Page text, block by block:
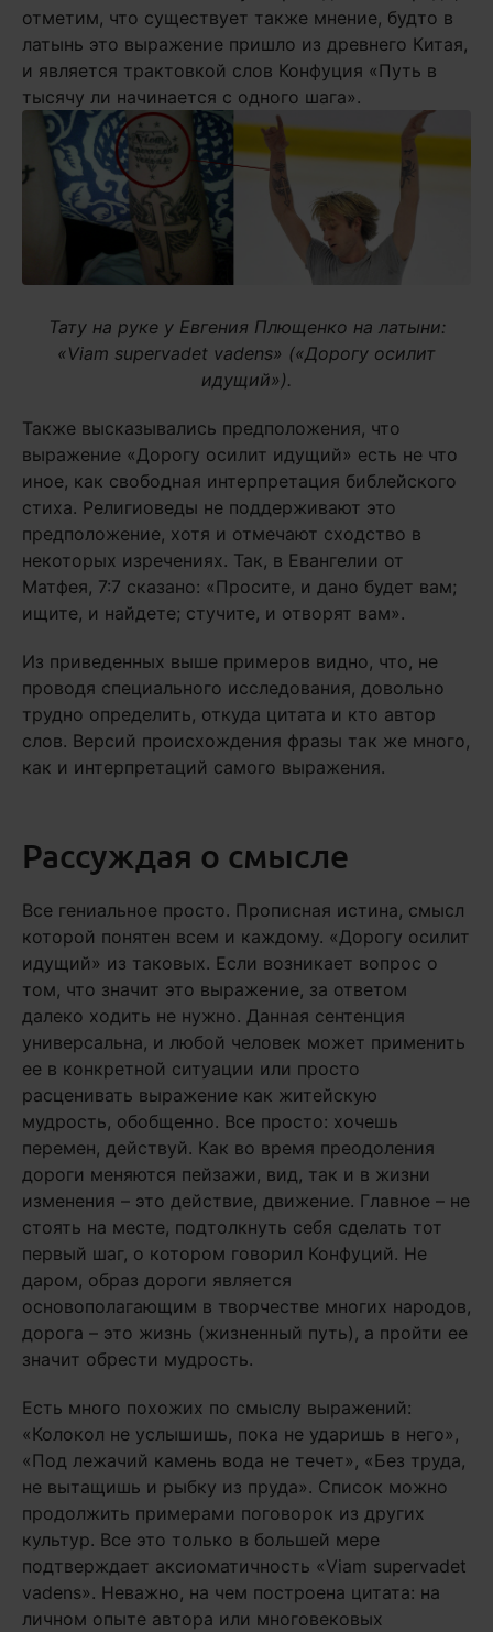
отметим, что существует также мнение, будто в
латынь это выражение пришло из древнего Китая,
и является трактовкой слов Конфуция «Путь в
тысячу ли начинается с одного шага».
Тату на руке у Евгения Плющенко на латыни:
«Viam supervadet vadens» («Дорогу осилит
идущий»).
Также высказывались предположения, что
выражение «Дорогу осилит идущий» есть не что
иное, как свободная интерпретация библейского
стиха. Религиоведы не поддерживают это
предположение, хотя и отмечают сходство в
некоторых изречениях. Так, в Евангелии от
Матфея, 7:7 сказано: «Просите, и дано будет вам;
ищите, и найдете; стучите, и отворят вам».
Из приведенных выше примеров видно, что, не
проводя специального исследования, довольно
трудно определить, откуда цитата и кто автор
слов. Версий происхождения фразы так же много,
как и интерпретаций самого выражения.
Рассуждая о смысле
Все гениальное просто. Прописная истина, смысл
которой понятен всем и каждому. «Дорогу осилит
идущий» из таковых. Если возникает вопрос о
том, что значит это выражение, за ответом
далеко ходить не нужно. Данная сентенция
универсальна, и любой человек может применить
ее в конкретной ситуации или просто
расценивать выражение как житейскую
мудрость, обобщенно. Все просто: хочешь
перемен, действуй. Как во время преодоления
дороги меняются пейзажи, вид, так и в жизни
изменения – это действие, движение. Главное – не
стоять на месте, подтолкнуть себя сделать тот
первый шаг, о котором говорил Конфуций. Не
даром, образ дороги является
основополагающим в творчестве многих народов,
дорога – это жизнь (жизненный путь), а пройти ее
значит обрести мудрость.
Есть много похожих по смыслу выражений:
«Колокол не услышишь, пока не ударишь в него»,
«Под лежачий камень вода не течет», «Без труда,
не вытащишь и рыбку из пруда». Список можно
продолжить примерами поговорок из других
культур. Все это только в большей мере
подтверждает аксиоматичность «Viam supervadet
vadens». Неважно, на чем построена цитата: на
личном опыте автора или многовековых